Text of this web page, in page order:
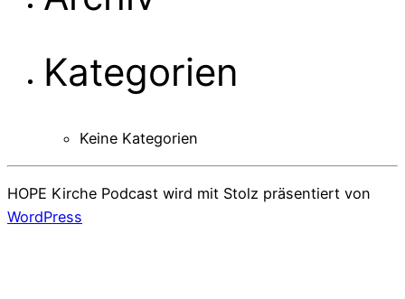
Kategorien
Keine Kategorien
HOPE Kirche Podcast wird mit Stolz präsentiert von
WordPress